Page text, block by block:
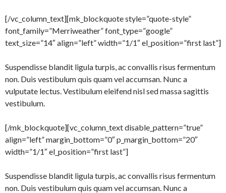
[/vc_column_text][mk_blockquote style=”quote-style”
font_family=”Merriweather” font_type=”google”
text_size=”14″ align=”left” width=”1/1″ el_position=”first last”]
Suspendisse blandit ligula turpis, ac convallis risus fermentum
non. Duis vestibulum quis quam vel accumsan. Nunc a
vulputate lectus. Vestibulum eleifend nisl sed massa sagittis
vestibulum.
[/mk_blockquote][vc_column_text disable_pattern=”true”
align=”left” margin_bottom=”0″ p_margin_bottom=”20″
width=”1/1″ el_position=”first last”]
Suspendisse blandit ligula turpis, ac convallis risus fermentum
non. Duis vestibulum quis quam vel accumsan. Nunc a